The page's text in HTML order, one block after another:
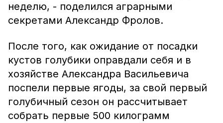
неделю, - поделился аграрными
секретами Александр Фролов.
После того, как ожидание от посадки
кустов голубики оправдали себя и в
хозяйстве Александра Васильевича
поспели первые ягоды, за свой первый
голубичный сезон он рассчитывает
собрать первые 500 килограмм